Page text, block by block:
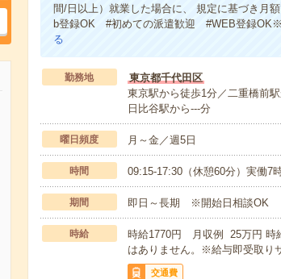
間/日以上）就業した場合に、 規定に基づき月
b登録OK #初めての派遣歓迎 #WEB登録
る
勤務地
東京都千代田区
東京駅から徒歩1分／二重橋前
日比谷駅から---分
曜日頻度 月～金／週5日
時間 09:15-17:30（休憩60分）実働7
期間 即日～長期 ※開始日相談OK
時給
時給1770円 月収例 25万円 時
はありません。※給与即受取り
交通費